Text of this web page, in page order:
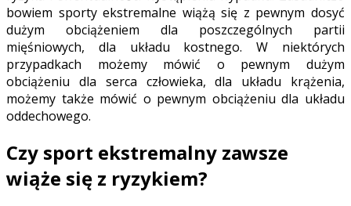
bowiem sporty ekstremalne wiążą się z pewnym dosyć
dużym obciążeniem dla poszczególnych partii
mięśniowych, dla układu kostnego. W niektórych
przypadkach możemy mówić o pewnym dużym
obciążeniu dla serca człowieka, dla układu krążenia,
możemy także mówić o pewnym obciążeniu dla układu
oddechowego.
Czy sport ekstremalny zawsze
wiąże się z ryzykiem?